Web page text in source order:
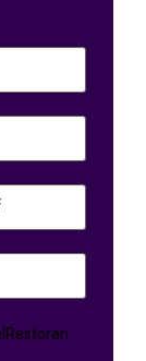
Restoran